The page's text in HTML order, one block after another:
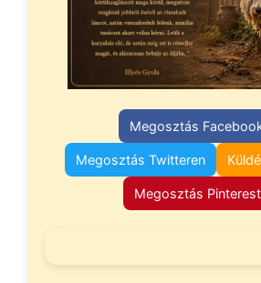
Megosztás
Megosztás Twitteren
Megosztás